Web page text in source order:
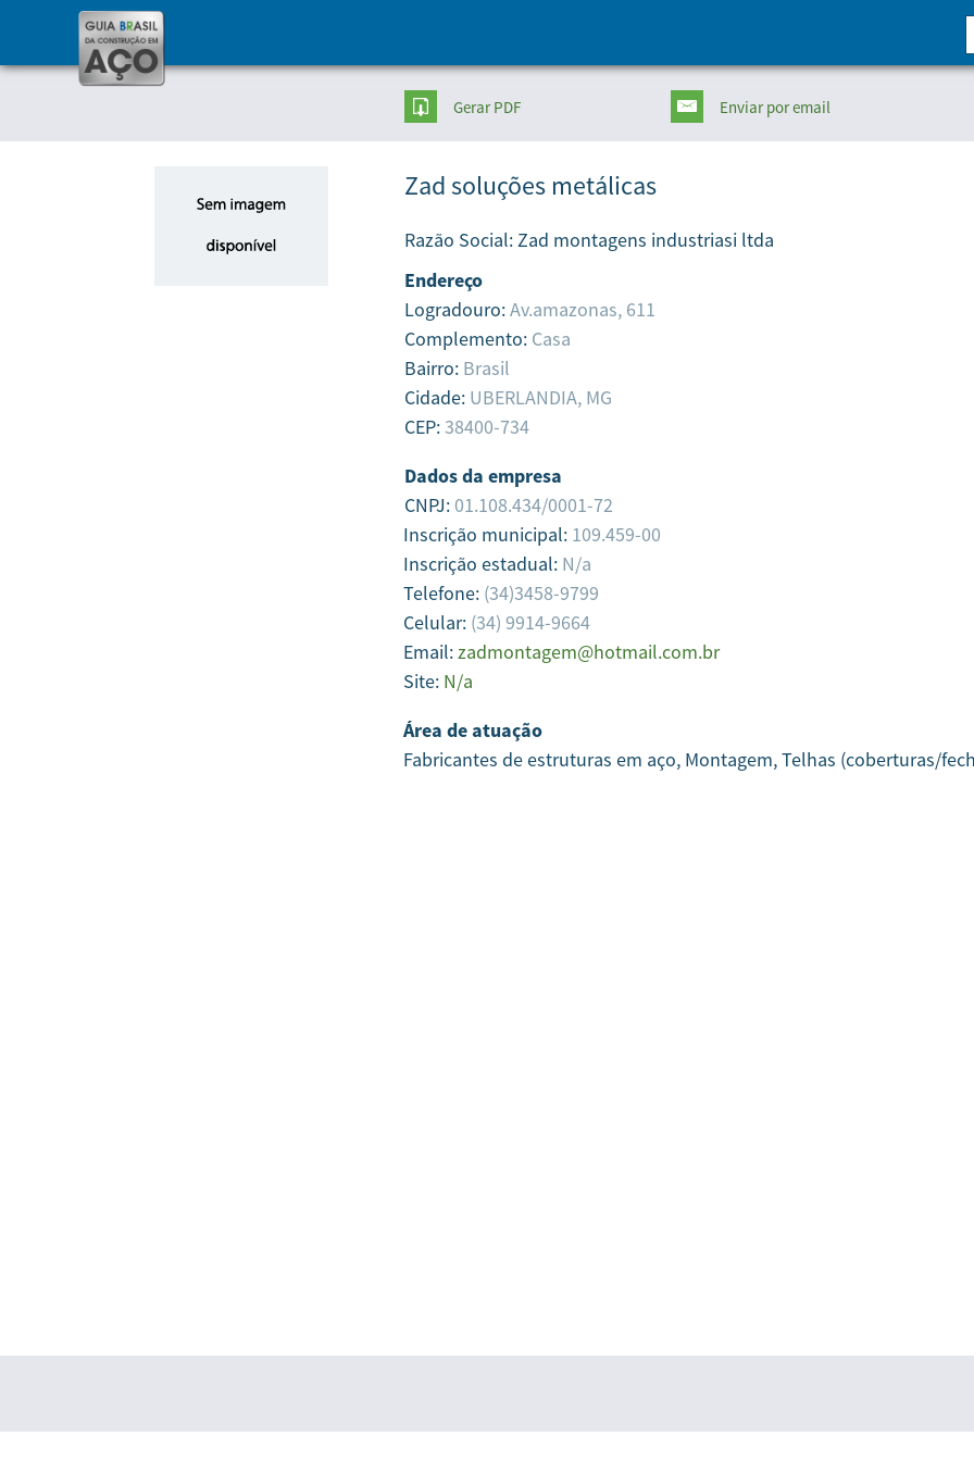
Gerar PDF Enviarpor email
Zad soluções metálicas
Razão Social: Zad montagens industriasi ltda
Endereço
Logradouro:Av.amazonas, 611
Complemento: Casa
Bairro: Brasil
Cidade: UBERLANDIA, MG
CEP:38400-734
Dados da empresa
CNPJ: 01.108.434/0001-72
Inscrição municipal: 109.459-00
Inscrição estadual: N/a
Telefone: (34)3458-9799
Celular: (34) 9914-9664
Email: zadmontagem@hotmail.com.br
Site: N/a
Área de atuação
Fabricantes de estruturas em aço, Montagem, Telhas (coberturas/